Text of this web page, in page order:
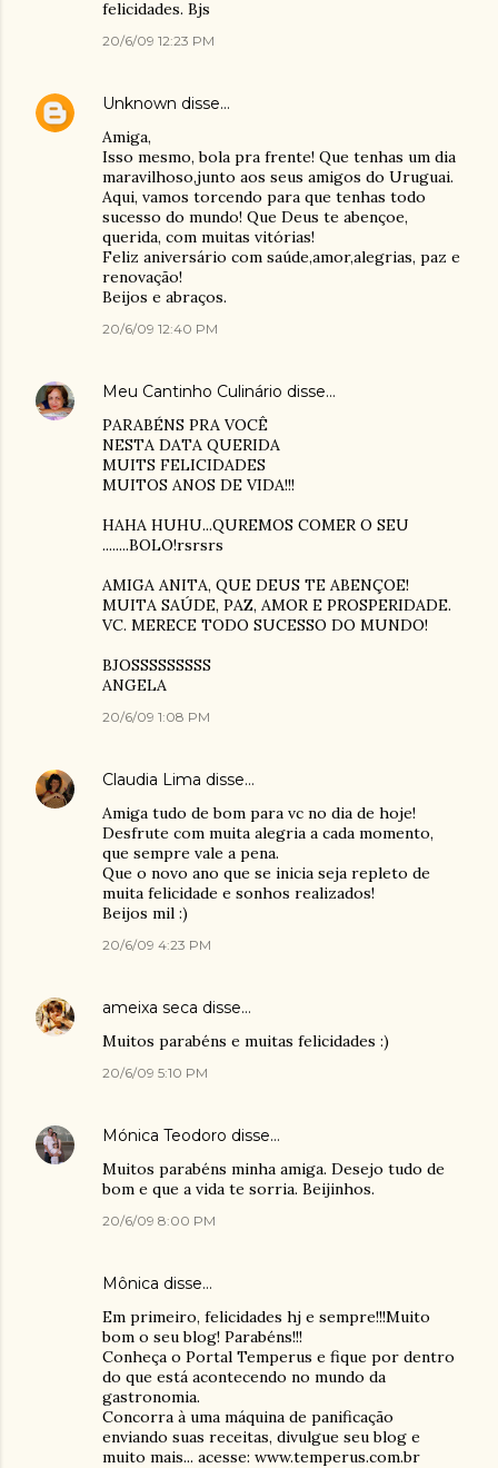
felicidades. Bjs
20/6/09 12:23 PM
Unknown disse…
Amiga,
Isso mesmo, bola pra frente! Que tenhas um dia
maravilhoso,junto aos seus amigos do Uruguai.
Aqui, vamos torcendo para que tenhas todo
sucesso do mundo! Que Deus te abençoe,
querida, com muitas vitórias!
Feliz aniversário com saúde,amor,alegrias, paz e
renovação!
Beijos e abraços.
20/6/09 12:40 PM
Meu Cantinho Culinário disse…
PARABÉNS PRA VOCÊ
NESTA DATA QUERIDA
MUITS FELICIDADES
MUITOS ANOS DE VIDA!!!
HAHA HUHU...QUREMOS COMER O SEU
........BOLO!rsrsrs
AMIGA ANITA, QUE DEUS TE ABENÇOE!
MUITA SAÚDE, PAZ, AMOR E PROSPERIDADE.
VC. MERECE TODO SUCESSO DO MUNDO!
BJOSSSSSSSSS
ANGELA
20/6/09 1:08 PM
Claudia Lima disse…
Amiga tudo de bom para vc no dia de hoje!
Desfrute com muita alegria a cada momento,
que sempre vale a pena.
Que o novo ano que se inicia seja repleto de
muita felicidade e sonhos realizados!
Beijos mil :)
20/6/09 4:23 PM
ameixa seca disse…
Muitos parabéns e muitas felicidades :)
20/6/09 5:10 PM
Mónica Teodoro disse…
Muitos parabéns minha amiga. Desejo tudo de
bom e que a vida te sorria. Beijinhos.
20/6/09 8:00 PM
Mônica disse…
Em primeiro, felicidades hj e sempre!!!Muito
bom o seu blog! Parabéns!!!
Conheça o Portal Temperus e fique por dentro
do que está acontecendo no mundo da
gastronomia.
Concorra à uma máquina de panificação
enviando suas receitas, divulgue seu blog e
muito mais... acesse: www.temperus.com.br